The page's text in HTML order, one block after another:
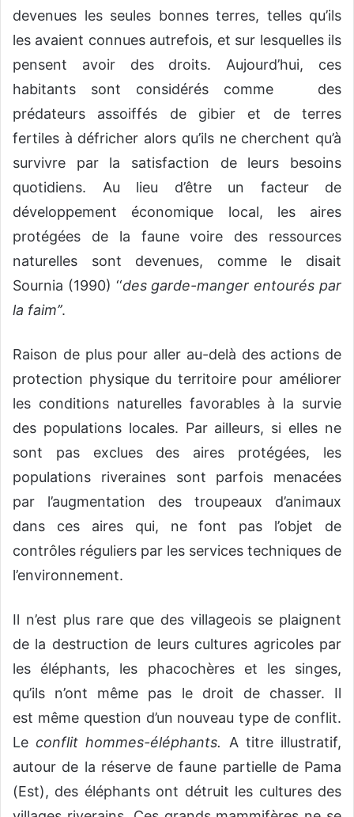
devenues les seules bonnes terres, telles qu’ils
les avaient connues autrefois, et sur lesquelles ils
pensent avoir des droits. Aujourd’hui, ces
habitants sont considérés comme des
prédateurs assoiffés de gibier et de terres
fertiles à défricher alors qu’ils ne cherchent qu’à
survivre par la satisfaction de leurs besoins
quotidiens. Au lieu d’être un facteur de
développement économique local, les aires
protégées de la faune voire des ressources
naturelles sont devenues, comme le disait
Sournia (1990) ‘‘des garde-manger entourés par
la faim’’.
Raison de plus pour aller au-delà des actions de
protection physique du territoire pour améliorer
les conditions naturelles favorables à la survie
des populations locales. Par ailleurs, si elles ne
sont pas exclues des aires protégées, les
populations riveraines sont parfois menacées
par l’augmentation des troupeaux d’animaux
dans ces aires qui, ne font pas l’objet de
contrôles réguliers par les services techniques de
l’environnement.
Il n’est plus rare que des villageois se plaignent
de la destruction de leurs cultures agricoles par
les éléphants, les phacochères et les singes,
qu’ils n’ont même pas le droit de chasser. Il
est même question d’un nouveau type de conflit.
Leconflit hommes-éléphants. A titre illustratif,
autour de la réserve de faune partielle de Pama
(Est), des éléphants ont détruit les cultures des